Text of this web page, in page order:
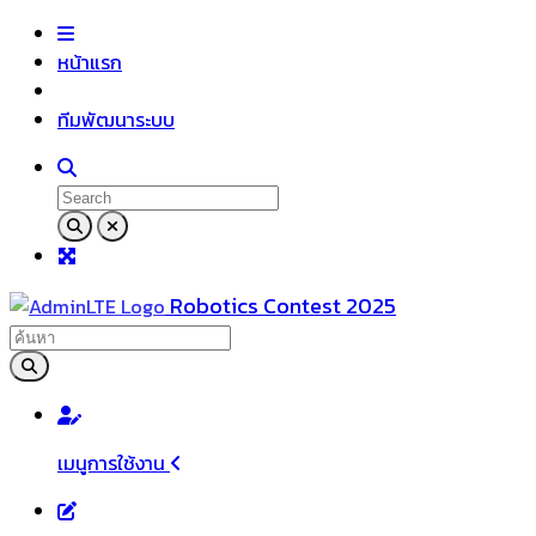
หน้าแรก
ทีมพัฒนาระบบ
Robotics Contest 2025
เมนูการใช้งาน